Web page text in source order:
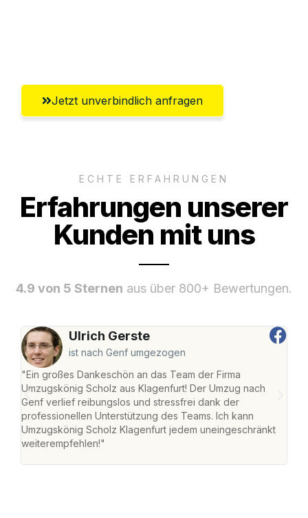
Jetzt unverbindlich anfragen
ECHTE ERFAHRUNGEN
Erfahrungen unserer
Kunden mit uns
4.9 von 5 Sternen aus über 800+ Bewertungen.
Ulrich Gerste
ist nach Genf umgezogen
"Ein großes Dankeschön an das Team der Firma
Umzugskönig Scholz aus Klagenfurt! Der Umzug nach
Genf verlief reibungslos und stressfrei dank der
professionellen Unterstützung des Teams. Ich kann
Umzugskönig Scholz Klagenfurt jedem uneingeschränkt
weiterempfehlen!"